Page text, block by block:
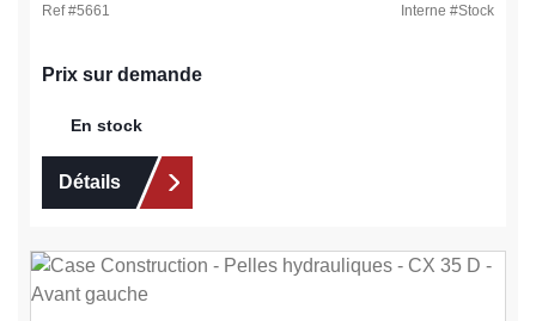
Ref #5661 Interne #Stock
Prix sur demande
En stock
Détails